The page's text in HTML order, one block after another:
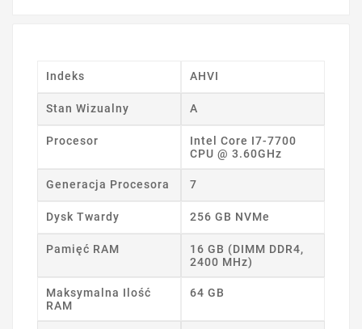
Indeks AHVI
Stan Wizualny A
Procesor
Intel Core I7-7700
CPU @ 3.60GHz
Generacja Procesora 7
Dysk Twardy 256 GB NVMe
Pamięć RAM
16 GB (DIMM DDR4,
2400 MHz)
Maksymalna Ilość
RAM
64 GB